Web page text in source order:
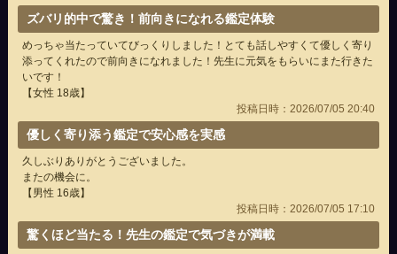
ズバリ的中で驚き！前向きになれる鑑定体験
めっちゃ当たっていてびっくりしました！とても話しやすくて優しく寄り
添ってくれたので前向きになれました！先生に元気をもらいにまた行きた
いです！
【女性 18歳】
投稿日時：2026/07/05 20:40
優しく寄り添う鑑定で安心感を実感
久しぶりありがとうございました。
またの機会に。
【男性 16歳】
投稿日時：2026/07/05 17:10
驚くほど当たる！先生の鑑定で気づきが満載